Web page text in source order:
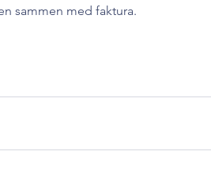
sammen med faktura.